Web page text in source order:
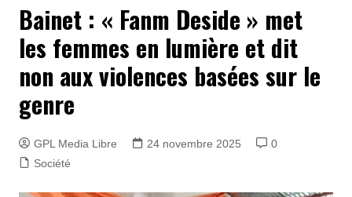
Bainet : « Fanm Deside » met
les femmes en lumière et dit
non aux violences basées sur le
genre
GPL Media Libre 24 novembre 2025
0
Société